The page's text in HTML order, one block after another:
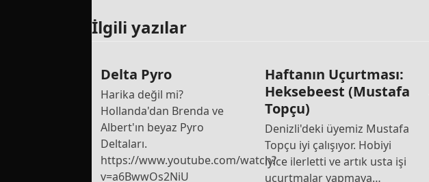
İlgili yazılar
Delta Pyro
Harika değil mi?
Hollanda'dan Brenda ve
Albert'ın beyaz Pyro
Deltaları.
https://www.youtube.com/watch?
v=a6BwwOs2NiU
Haftanın Uçurtması:
Heksebeest (Mustafa
Topçu)
Denizli'deki üyemiz Mustafa
Topçu iyi çalışıyor. Hobiyi
iyice ilerletti ve artık usta işi
uçurtmalar yapmaya…